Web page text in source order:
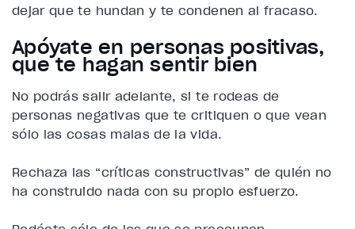
dejar que te hundan y te condenen al fracaso.
Apóyate en personas positivas,
que te hagan sentir bien
No podrás salir adelante, si te rodeas de
personas negativas que te critiquen o que vean
sólo las cosas malas de la vida.
Rechaza las “críticas constructivas” de quién no
ha construido nada con su propio esfuerzo.